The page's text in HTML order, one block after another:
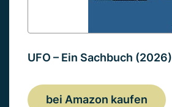
UFO – Ein Sachbuch (2026)
bei Amazon kaufen